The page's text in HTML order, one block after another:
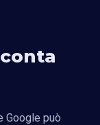
conta
Google può